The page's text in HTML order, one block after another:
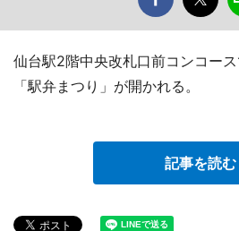
仙台駅2階中央改札口前コンコー
「駅弁まつり」が開かれる。
記事を読む